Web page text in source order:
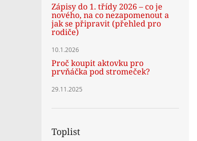
Zápisy do 1. třídy 2026 – co je
nového, na co nezapomenout a
jak se připravit (přehled pro
rodiče)
10.1.2026
Proč koupit aktovku pro
prvňáčka pod stromeček?
29.11.2025
Toplist